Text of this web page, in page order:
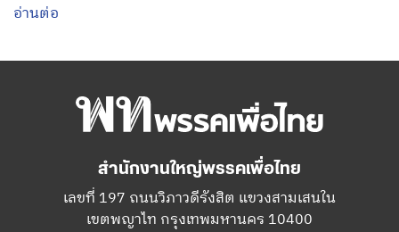
อ่านต่อ
สำนักงานใหญ่พรรคเพื่อไทย
เลขที่ 197 ถนนวิภาวดีรังสิต แขวงสามเสนใน
เขตพญาไท กรุงเทพมหานคร 10400